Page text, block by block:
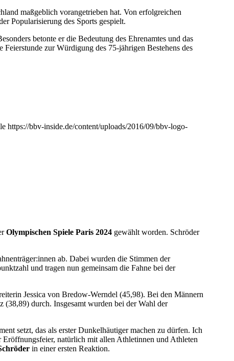
maßgeblich vorangetrieben hat. Von erfolgreichen
Popularisierung des Sports gespielt.
betonte er die Bedeutung des Ehrenamtes und das
zur Würdigung des 75-jährigen Bestehens des
https://bbv-inside.de/content/uploads/2016/09/bbv-logo-
Olympischen Spiele Paris 2024 gewählt worden. Schröder
ab. Dabei wurden die Stimmen der
und tragen nun gemeinsam die Fahne bei der
Jessica von Bredow-Werndel (45,98). Bei den Männern
(38,89) durch. Insgesamt wurden bei der Wahl der
setzt, das als erster Dunkelhäutiger machen zu dürfen. Ich
natürlich mit allen Athletinnen und Athleten
in einer ersten Reaktion.